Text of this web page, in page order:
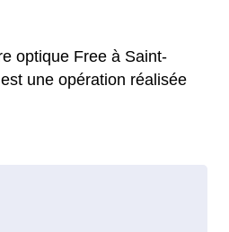
optique Free à Saint-
une opération réalisée